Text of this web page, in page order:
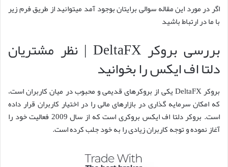
اگر در مورد این مقاله سوالی برایتان بوجود آمد میتوانید از طریق فرم زیر
با ما در ارتباط باشید
بررسی بروکر DeltaFX | نظر مشتریان
دلتا اف ایکس را بخوانید
بروکر DeltaFX یکی از بروکرهای قدیمی و محبوب در میان کاربران است،
که امکان سرمایه گذاری در بازارهای مالی را در اختیار کاربران قرار داده
است. بروکر دلتا اف ایکس بروکری است که از سال 2009 فعالیت خود را
آغاز نموده و توجه کاربران زیادی را به خود جلب کرده است.